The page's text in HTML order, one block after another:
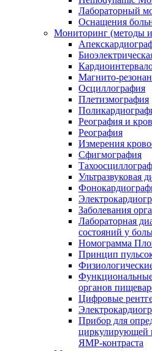
Лабораторный
Оснащения
Мониторинг (методы
Магнито-
Осциллография
Плетизмография
Реография и
Реография
Измерения
Сфигмография
Ультразвуковая
Заболевания
Лабораторная
состояний у
Номограмма
Принцип
органов
Цифровые
Прибор для
циркулирующей
ЯМР-контраста